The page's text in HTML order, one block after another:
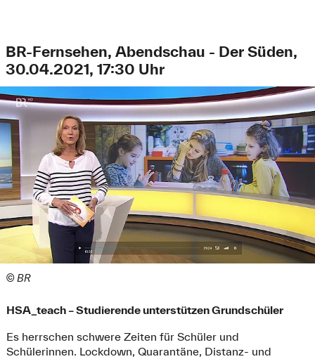
BR-Fernsehen, Abendschau - Der Süden,
30.04.2021, 17:30 Uhr
© BR
HSA_teach – Studierende unterstützen Grundschüler
Es herrschen schwere Zeiten für Schüler und
Schülerinnen. Lockdown, Quarantäne, Distanz- und